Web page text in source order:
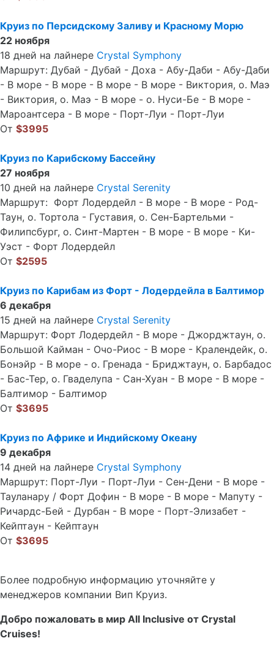
Круиз по Персидскому Заливу и Красному Морю
22 ноября
18 дней на лайнере Crystal Symphony
Маршрут: Дубай - Дубай - Доха - Абу-Даби - Абу-Даби
- В море - В море - В море - В море - Виктория, о. Маэ
- Виктория, о. Маэ - В море - о. Нуси-Бе - В море -
Мароантсера - В море - Порт-Луи - Порт-Луи
От $3995
Круиз по Карибскому Бассейну
27 ноября
10 дней на лайнере Crystal Serenity
Маршрут: Форт Лодердейл - В море - В море - Род-
Таун, о. Тортола - Густавия, о. Сен-Бартельми -
Филипсбург, о. Синт-Мартен - В море - В море - Ки-
Уэст - Форт Лодердейл
От $2595
Круиз по Карибам из Форт - Лодердейла в Балтимор
6 декабря
15 дней на лайнере Crystal Serenity
Маршрут: Форт Лодердейл - В море - Джорджтаун, о.
Большой Кайман - Очо-Риос - В море - Кралендейк, о.
Бонэйр - В море - о. Гренада - Бриджтаун, о. Барбадос
- Бас-Тер, о. Гваделупа - Сан-Хуан - В море - В море -
Балтимор - Балтимор
От $3695
Круиз по Африке и Индийскому Океану
9 декабря
14 дней на лайнере Crystal Symphony
Маршрут: Порт-Луи - Порт-Луи - Сен-Дени - В море -
Тауланару / Форт Дофин - В море - В море - Мапуту -
Ричардс-Бей - Дурбан - В море - Порт-Элизабет -
Кейптаун - Кейптаун
От $3695
Более подробную информацию уточняйте у
менеджеров компании Вип Круиз.
Добро пожаловать в мир All Inclusive от Crystal
Cruises!